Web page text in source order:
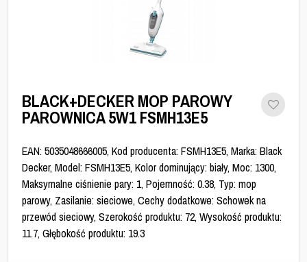
BLACK+DECKER MOP PAROWY
PAROWNICA 5W1 FSMH13E5
EAN: 5035048666005, Kod producenta: FSMH13E5, Marka: Black
Decker, Model: FSMH13E5, Kolor dominujący: biały, Moc: 1300,
Maksymalne ciśnienie pary: 1, Pojemność: 0.38, Typ: mop
parowy, Zasilanie: sieciowe, Cechy dodatkowe: Schowek na
przewód sieciowy, Szerokość produktu: 72, Wysokość produktu:
11.7, Głębokość produktu: 19.3